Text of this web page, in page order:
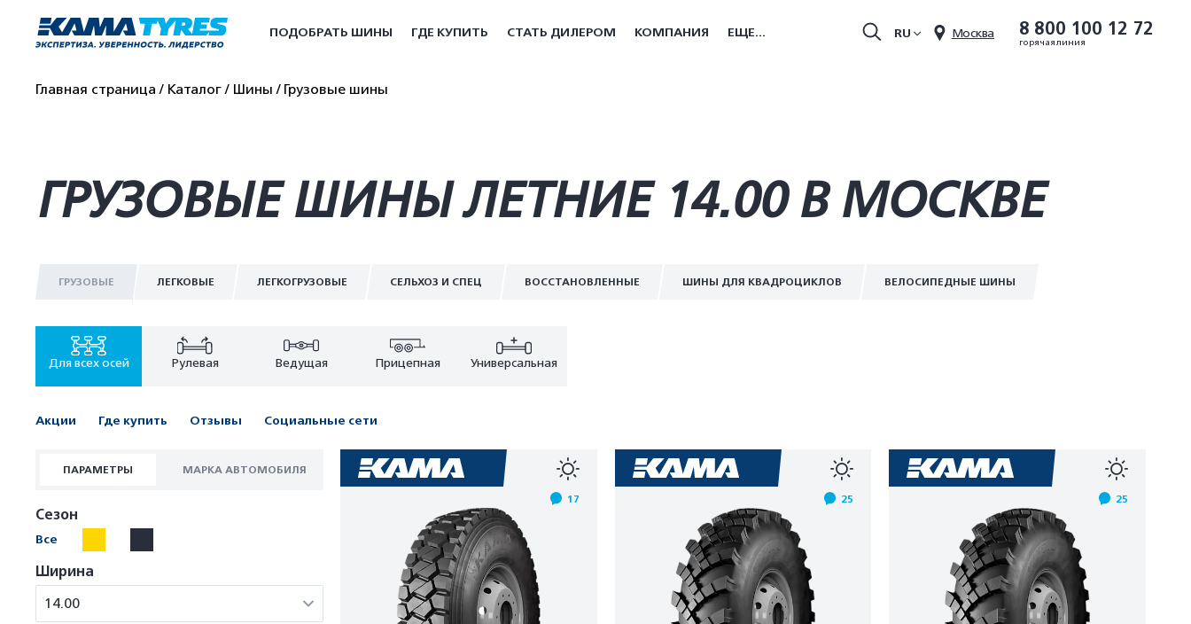
8 800 100 12 72
горячая линия
Москва
RU
ПОДОБРАТЬ ШИНЫ ГДЕ КУПИТЬ СТАТЬ ДИЛЕРОМ КОМПАНИЯ ЕЩЕ...
Главная страница Каталог Шины Грузовые шины
ГРУЗОВЫЕ ШИНЫ ЛЕТНИЕ 14.00 В МОСКВЕ
ГРУЗОВЫЕ ЛЕГКОВЫЕ ЛЕГКОГРУЗОВЫЕ СЕЛЬХОЗ И СПЕЦ ВОССТАНОВЛЕННЫЕ ШИНЫ ДЛЯ КВАДРОЦИКЛОВ ВЕЛОСИПЕДНЫЕ ШИНЫ
Для всех осей Рулевая Ведущая Прицепная Универсальная
Акции Где купить Отзывы Социальные сети
ПАРАМЕТРЫ МАРКА АВТОМОБИЛЯ
Сезон
Все
Ширина
14.00
17 25 25